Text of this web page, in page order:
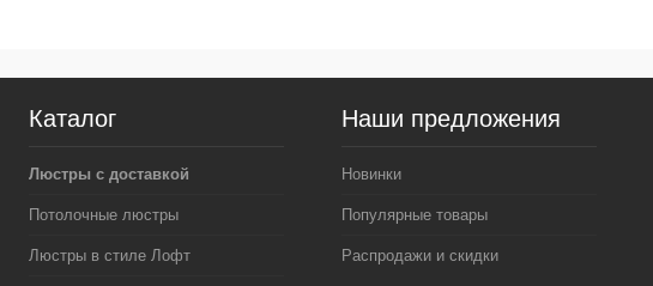
Каталог
Люстры с доставкой
Потолочные люстры
Люстры в стиле Лофт
Наши предложения
Новинки
Популярные товары
Распродажи и скидки